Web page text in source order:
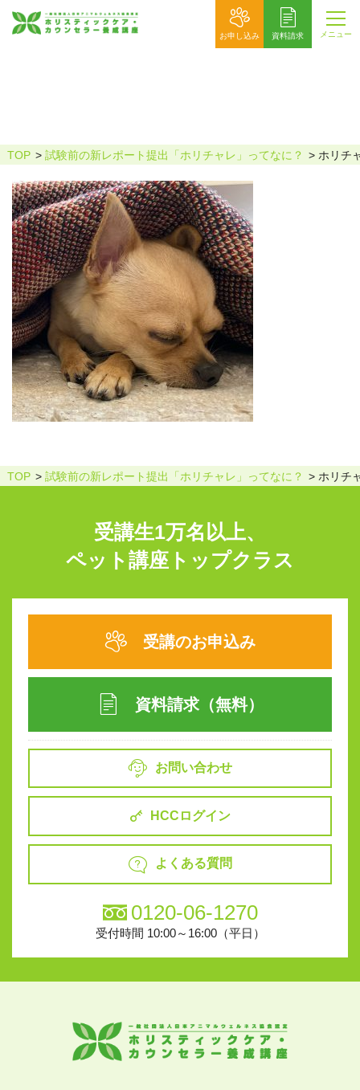
お申し込み 資料請求 メニュー
TOP 試験前の新レポート提出「ホリチャレ」ってなに？ ホリチ
TOP 試験前の新レポート提出「ホリチャレ」ってなに？ ホリチ
受講生1万名以上、
ペット講座トップクラス
受講のお申込み
資料請求（無料）
お問い合わせ
HCCログイン
よくある質問
0120-06-1270
受付時間 10:00～16:00（平日）